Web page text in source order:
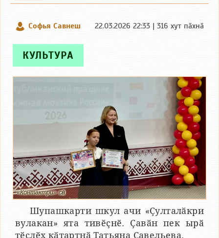
Софья Савнеш 22.03.2026 22:33 | 316 хут пӑхнӑ
КУЛЬТУРА
«Контактри» сӑн
Шупашкарти шкул ачи «Ҫулталӑкри
вулакан» ята тивӗҫнӗ. Ҫавӑн пек ырӑ
тӗслӗх кӑтартнӑ Татьяна Савельева.